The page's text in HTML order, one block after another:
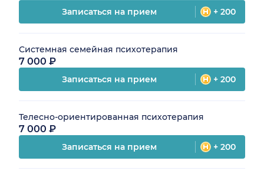
Записаться на прием + 200
Системная семейная психотерапия
7 000 ₽
Записаться на прием + 200
Телесно-ориентированная психотерапия
7 000 ₽
Записаться на прием + 200